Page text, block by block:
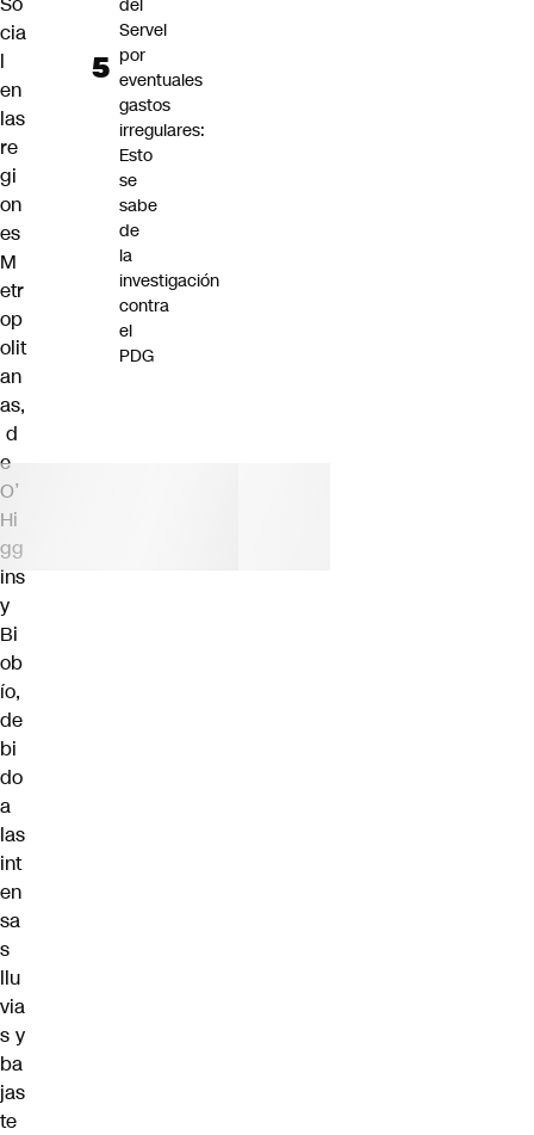
cia
l
en
las
re
gi
on
es
M
etr
op
olit
an
as,
d
e
O’
Hi
gg
ins
y
Bi
ob
ío,
de
bi
do
a
las
int
en
sa
s
llu
via
s y
ba
jas
te
del
Servel
por
eventuales
gastos
irregulares:
Esto
se
sabe
de
la
investigación
contra
el
PDG